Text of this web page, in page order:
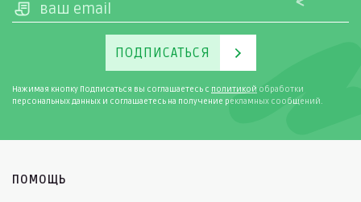
ПОДПИСАТЬСЯ
Нажимая кнопку Подписаться вы соглашаетесь с политикой обработки
персональных данных и соглашаетесь на получение рекламных сообщений.
ПОМОЩЬ